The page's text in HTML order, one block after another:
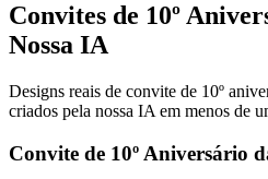
Convites de 10º
Nossa IA
Designs reais de convite de 10º
criados pela nossa IA em menos de
Convite de 10º Aniversário